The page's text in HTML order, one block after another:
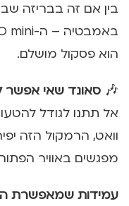
בין אם זה בבריזה
הוא פסקול מושלם.
🎶 סאונד שאי אפשר
וואט, הרמקול הזה
מפגשים באוויר
עמידות שמאפשרת